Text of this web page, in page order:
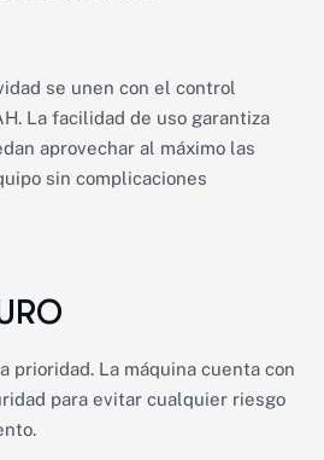
se unen con el control
La facilidad de uso garantiza
aprovechar al máximo las
sin complicaciones
prioridad. La máquina cuenta con
para evitar cualquier riesgo